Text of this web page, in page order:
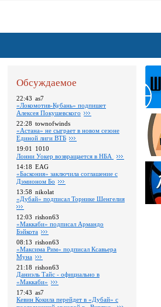
Обсуждаемое
22:43 as7
«Локомотив-Кубань» подпишет
Алексея Покушевского
22:28 townofwinds
«Астана» не сыграет в новом сезоне
Единой лиги ВТБ
19:01
1010
Лонни Уокер возвращается в НБА
14:18 EAG
«Баскония» заключила соглашение с
Дэмионом Бо
13:58 nikolat
«Дубай» подписал Торнике Шенгелия
12:03 rishon63
«Маккаби» подписал Армандо
Бэйкота
08:13 rishon63
«Максима Рим» подписал Ксавьера
Муна
21:18 rishon63
Даниэль Тайс - официально в
«Маккаби»
17:43 as7
Кевин Кокила перейдет в «Дубай» с